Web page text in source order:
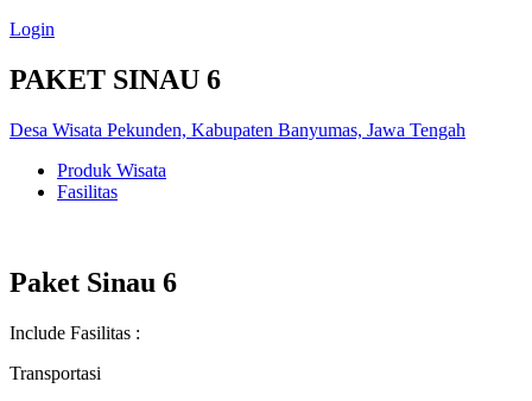
Login
PAKET SINAU 6
Desa Wisata Pekunden, Kabupaten Banyumas, Jawa Tengah
Produk Wisata
Fasilitas
Paket Sinau 6
Include Fasilitas :
Transportasi